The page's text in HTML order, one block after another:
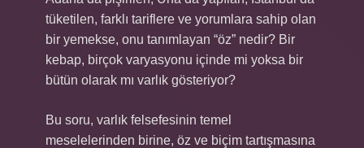
tüketilen, farklı tariflere ve yorumlara sahip olan
bir yemekse, onu tanımlayan “öz” nedir? Bir
kebap, birçok varyasyonu içinde mi yoksa bir
bütün olarak mı varlık gösteriyor?
Bu soru, varlık felsefesinin temel
meselelerinden birine, öz ve biçim tartışmasına